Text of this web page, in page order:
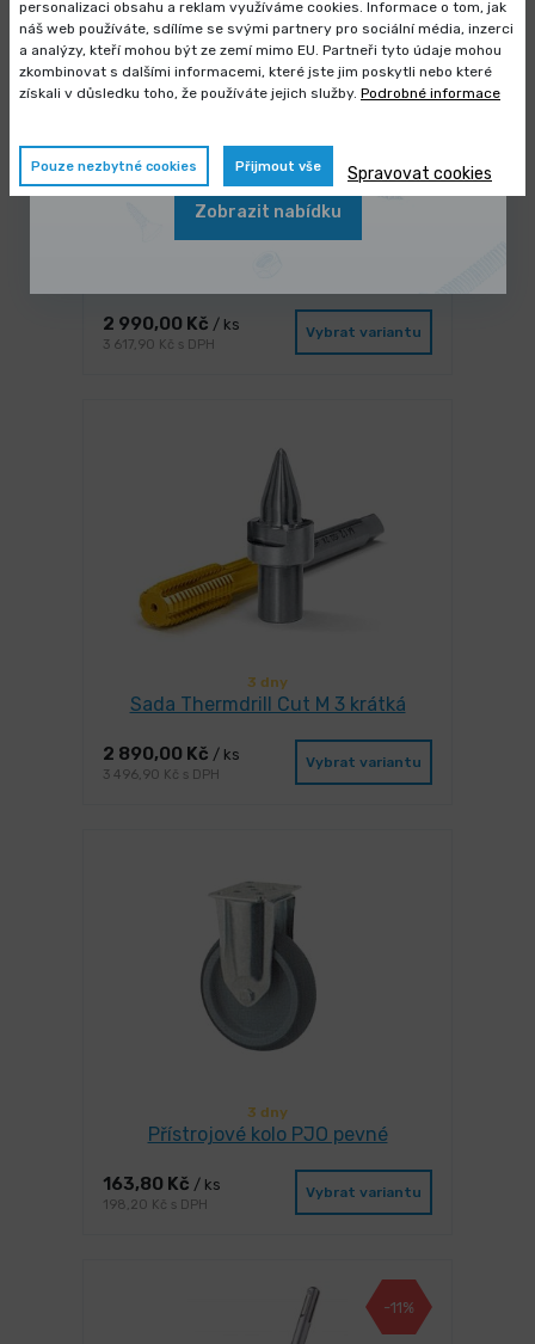
2 990,00 Kč / ks
3 617,90 Kč s DPH
Vybrat variantu
3 dny
Sada Thermdrill Cut M 3 krátká
2 890,00 Kč / ks
3 496,90 Kč s DPH
Vybrat variantu
3 dny
Přístrojové kolo PJO pevné
163,80 Kč / ks
198,20 Kč s DPH
Vybrat variantu
-11%
personalizaci obsahu a reklam využíváme cookies. Informace o tom, jak
náš web používáte, sdílíme se svými partnery pro sociální média, inzerci
a analýzy, kteří mohou být ze zemí mimo EU. Partneři tyto údaje mohou
zkombinovat s dalšími informacemi, které jste jim poskytli nebo které
získali v důsledku toho, že používáte jejich služby. Podrobné informace
Pouze nezbytné cookies Přijmout vše Spravovat cookies
Výprodej skladových zásob
Vybrané produkty nyní pořídíte za
Zobrazit nabídku